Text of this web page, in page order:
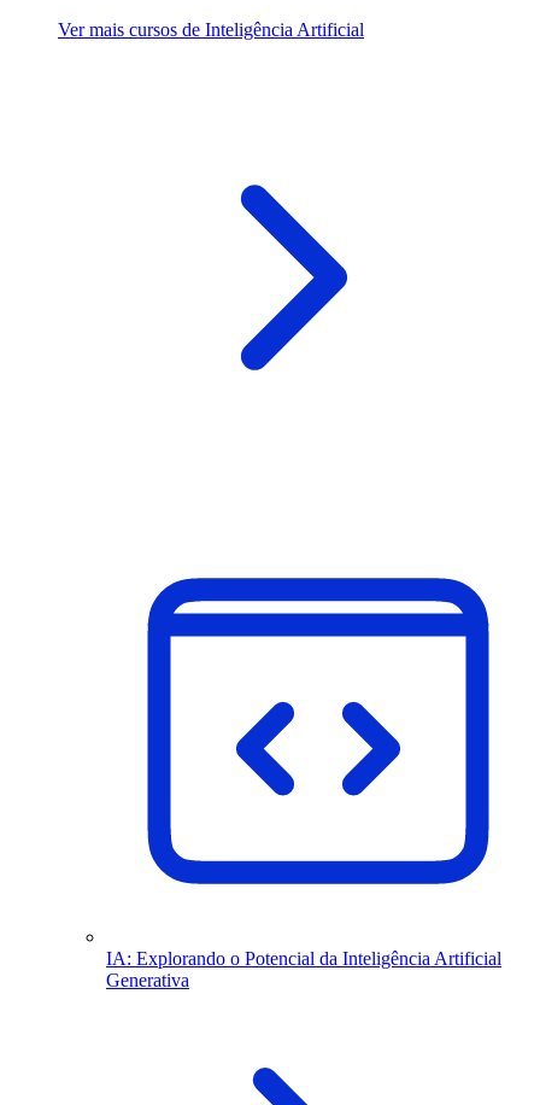
Ver mais cursos de Inteligência Artificial
IA: Explorando o Potencial da Inteligência Artificial
Generativa